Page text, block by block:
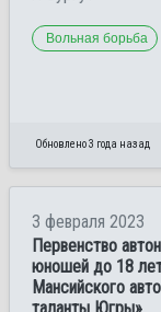
Вольная борьба
Обновлено 3 года назад
3 февраля 2023
Первенство
юношей до 18
Мансийского